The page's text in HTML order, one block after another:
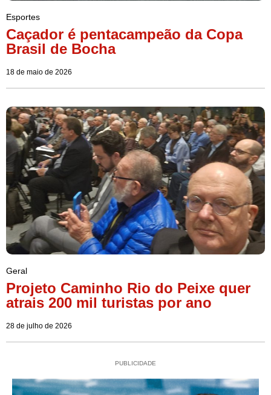
Esportes
Caçador é pentacampeão da Copa
Brasil de Bocha
18 de maio de 2026
Geral
Projeto Caminho Rio do Peixe quer
atrais 200 mil turistas por ano
28 de julho de 2026
PUBLICIDADE